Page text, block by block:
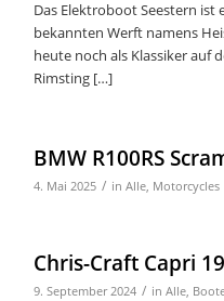
Das Elektroboot Seestern ist
bekannten Werft namens
heute noch als Klassiker auf
Rimsting […]
BMW R100RS
4. Mai 2025 / in Alle, Motorcycles
Chris-Craft Capri 19
9. September 2024 / in Alle,